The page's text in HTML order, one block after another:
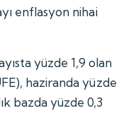
enflasyon nihai
yüzde 1,9 olan
haziranda yüzde
bazda yüzde 0,3